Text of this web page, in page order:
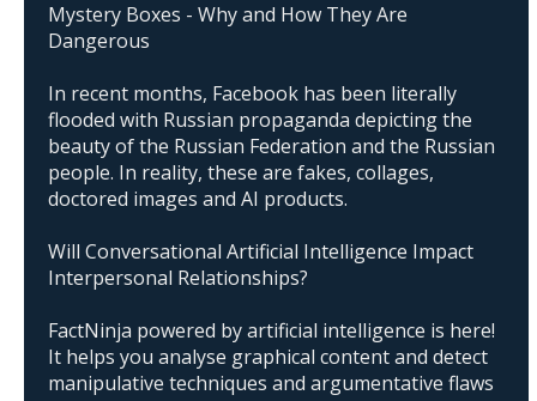
Mystery Boxes - Why and How They Are
Dangerous
In recent months, Facebook has been literally
flooded with Russian propaganda depicting the
beauty of the Russian Federation and the Russian
people. In reality, these are fakes, collages,
doctored images and AI products.
Will Conversational Artificial Intelligence Impact
Interpersonal Relationships?
FactNinja powered by artificial intelligence is here!
It helps you analyse graphical content and detect
manipulative techniques and argumentative flaws